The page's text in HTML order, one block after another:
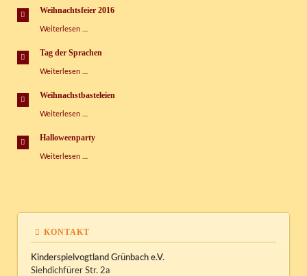
Kispi
Weihnachtsfeier 2016
Weiterlesen …
Tag der Sprachen
Weiterlesen …
Sprachen
Weihnachstbasteleien
Weiterlesen …
Halloweenparty
Weiterlesen …
KONTAKT
Kinderspielvogtland Grünbach e.V.
Siehdichfürer Str. 2a